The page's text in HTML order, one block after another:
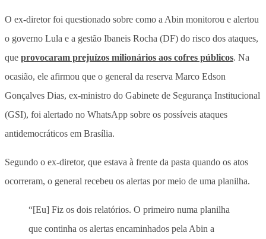
O ex-diretor foi questionado sobre como a Abin monitorou e alertou
o governo Lula e a gestão Ibaneis Rocha (DF) do risco dos ataques,
que provocaram prejuízos milionários aos cofres públicos. Na
ocasião, ele afirmou que o general da reserva Marco Edson
Gonçalves Dias, ex-ministro do Gabinete de Segurança Institucional
(GSI), foi alertado no WhatsApp sobre os possíveis ataques
antidemocráticos em Brasília.
Segundo o ex-diretor, que estava à frente da pasta quando os atos
ocorreram, o general recebeu os alertas por meio de uma planilha.
“[Eu] Fiz os dois relatórios. O primeiro numa planilha
que continha os alertas encaminhados pela Abin a